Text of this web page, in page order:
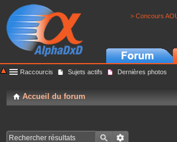
> Concours
Raccourcis Sujets actifs Dernières photos
Accueil du forum